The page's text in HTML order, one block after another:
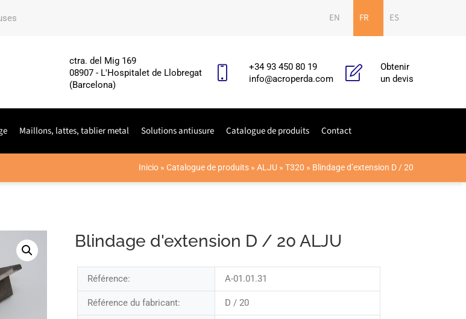
EN FR ES
ctra. del Mig 169
08907 - L'Hospitalet de Llobregat
(Barcelona)
+34 93 450 80 19
info@acroperda.com
Obtenir
un devis
Maillons, lattes, tablier metal Solutions antiusure Catalogue de produits Contact
Inicio » Catalogue de produits » ALJU » T320 » Blindage d’extension D / 20
Blindage d'extension D / 20 ALJU
Référence: A-01.01.31
Référence du fabricant: D / 20